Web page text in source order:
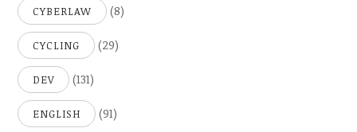
CYBERLAW (8)
CYCLING (29)
DEV (131)
ENGLISH (91)